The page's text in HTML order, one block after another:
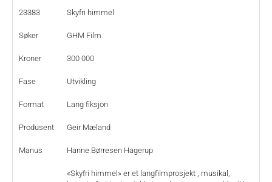
23383 Skyfri himmel
Søker GHM Film
Kroner 300 000
Fase Utvikling
Format Lang fiksjon
Produsent Geir Mæland
Manus Hanne Børresen Hagerup
«Skyfri himmel» er et langfilmprosjekt , musikal,